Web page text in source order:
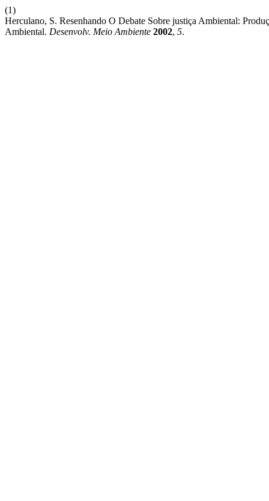
(1)
Herculano, S. Resenhando O Debate Sobre justiça Ambiental:
Ambiental. Desenvolv. Meio Ambiente 2002, 5.